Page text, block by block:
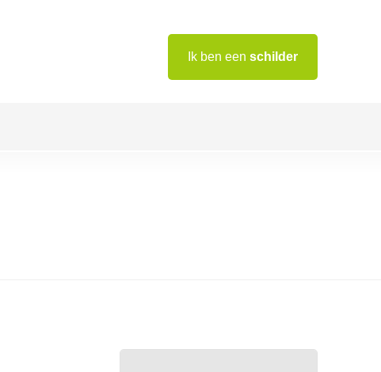
Ik ben een schilder